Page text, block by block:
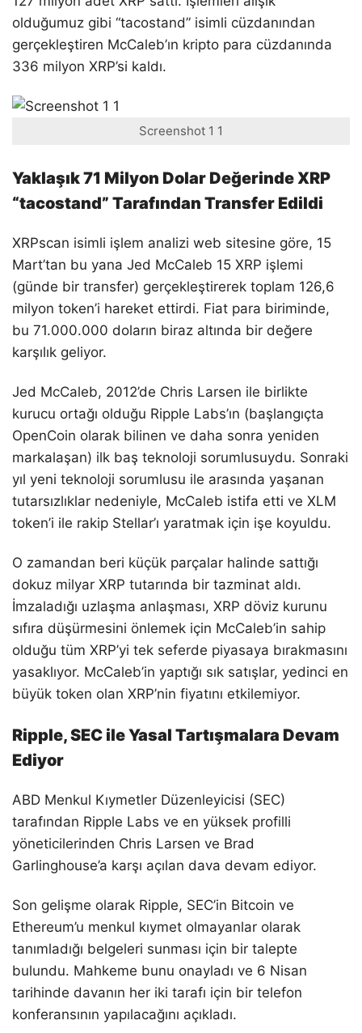
olduğumuz gibi “tacostand” isimli cüzdanından
gerçekleştiren McCaleb’ın kripto para cüzdanında
336 milyon XRP’si kaldı.
Screenshot 1 1
Yaklaşık 71 Milyon Dolar Değerinde XRP
“tacostand” Tarafından Transfer Edildi
XRPscan isimli işlem analizi web sitesine göre, 15
Mart’tan bu yana Jed McCaleb 15 XRP işlemi
(günde bir transfer) gerçekleştirerek toplam 126,6
milyon token’i hareket ettirdi. Fiat para biriminde,
bu 71.000.000 doların biraz altında bir değere
karşılık geliyor.
Jed McCaleb, 2012’de Chris Larsen ile birlikte
kurucu ortağı olduğu Ripple Labs’ın (başlangıçta
OpenCoin olarak bilinen ve daha sonra yeniden
markalaşan) ilk baş teknoloji sorumlusuydu. Sonraki
yıl yeni teknoloji sorumlusu ile arasında yaşanan
tutarsızlıklar nedeniyle, McCaleb istifa etti ve XLM
token’i ile rakip Stellar’ı yaratmak için işe koyuldu.
O zamandan beri küçük parçalar halinde sattığı
dokuz milyar XRP tutarında bir tazminat aldı.
İmzaladığı uzlaşma anlaşması, XRP döviz kurunu
sıfıra düşürmesini önlemek için McCaleb’in sahip
olduğu tüm XRP’yi tek seferde piyasaya bırakmasını
yasaklıyor. McCaleb’in yaptığı sık satışlar, yedinci en
büyük token olan XRP’nin fiyatını etkilemiyor.
Ripple, SEC ile Yasal Tartışmalara Devam
Ediyor
ABD Menkul Kıymetler Düzenleyicisi (SEC)
tarafından Ripple Labs ve en yüksek profilli
yöneticilerinden Chris Larsen ve Brad
Garlinghouse’a karşı açılan dava devam ediyor.
Son gelişme olarak Ripple, SEC’in Bitcoin ve
Ethereum’u menkul kıymet olmayanlar olarak
tanımladığı belgeleri sunması için bir talepte
bulundu. Mahkeme bunu onayladı ve 6 Nisan
tarihinde davanın her iki tarafı için bir telefon
konferansının yapılacağını açıkladı.